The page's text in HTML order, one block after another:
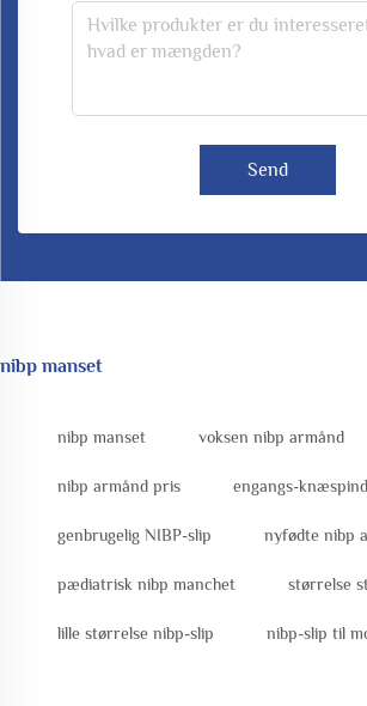
Send
nibp manset
nibp manset voksen nibp armånd
nibp armånd pris engangs-knæspind
genbrugelig NIBP-slip nyfødte nibp
pædiatrisk nibp manchet størrelse
lille størrelse nibp-slip nibp-slip til